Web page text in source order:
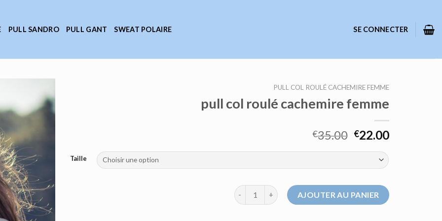
PULL SANDRO PULL GANT SWEAT POLAIRE SE CONNECTER
PULL COL ROULÉ CACHEMIRE FEMME
pull col roulé cachemire femme
€35.00 €22.00
Taille
quantité de pull col roulé cachemire femme
AJOUTER AU PANIER